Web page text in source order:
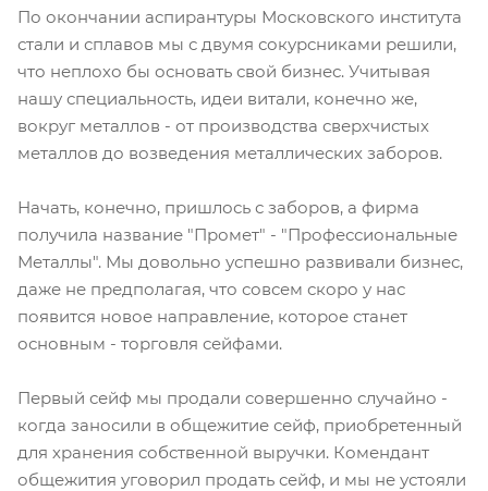
По окончании аспирантуры Московского института
стали и сплавов мы с двумя сокурсниками решили,
что неплохо бы основать свой бизнес. Учитывая
нашу специальность, идеи витали, конечно же,
вокруг металлов - от производства сверхчистых
металлов до возведения металлических заборов.
Начать, конечно, пришлось с заборов, а фирма
получила название "Промет" - "Профессиональные
Металлы". Мы довольно успешно развивали бизнес,
даже не предполагая, что совсем скоро у нас
появится новое направление, которое станет
основным - торговля сейфами.
Первый сейф мы продали совершенно случайно -
когда заносили в общежитие сейф, приобретенный
для хранения собственной выручки. Комендант
общежития уговорил продать сейф, и мы не устояли